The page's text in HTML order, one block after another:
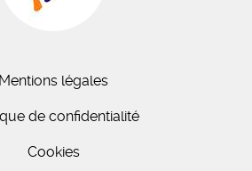
Mentions légales
de confidentialité
Cookies